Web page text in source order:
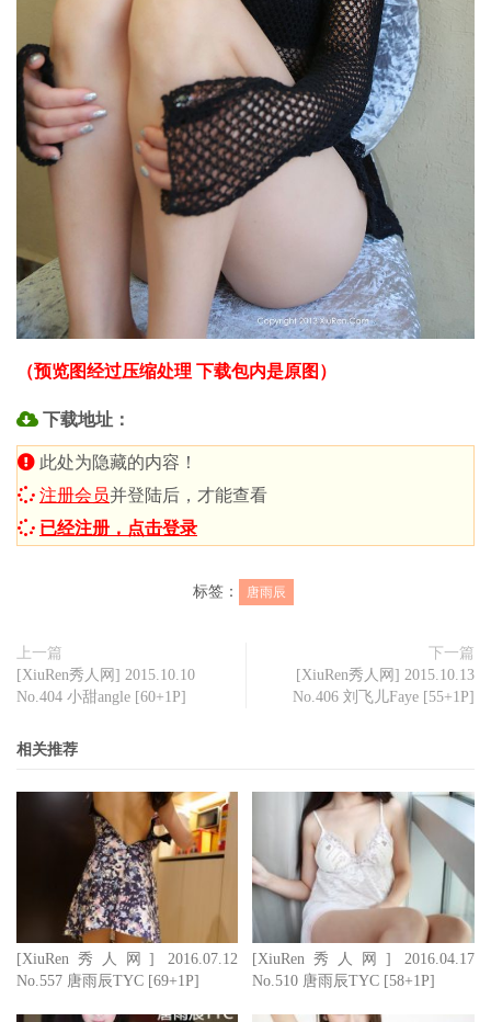
（预览图经过压缩处理 下载包内是原图）
下载地址：
此处为隐藏的内容！
注册会员并登陆后，才能查看
已经注册，点击登录
标签： 唐雨辰
上一篇
[XiuRen秀人网] 2015.10.10
No.404 小甜angle [60+1P]
下一篇
[XiuRen秀人网] 2015.10.13
No.406 刘飞儿Faye [55+1P]
相关推荐
[XiuRen秀人网] 2016.07.12
No.557 唐雨辰TYC [69+1P]
[XiuRen秀人网] 2016.04.17
No.510 唐雨辰TYC [58+1P]